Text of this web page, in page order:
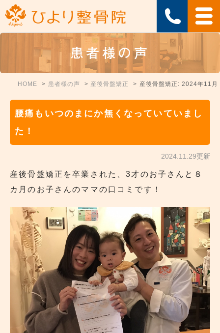
患者様の声
HOME 患者様の声 産後骨盤矯正 産後骨盤矯正: 2024年11月
腰痛もいつのまにか無くなっていていまし
た！
2024.11.29更新
産後骨盤矯正を卒業された、3才のお子さんと８
カ月のお子さんのママの口コミです！